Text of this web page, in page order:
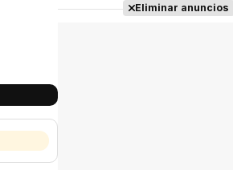
Eliminar anuncios